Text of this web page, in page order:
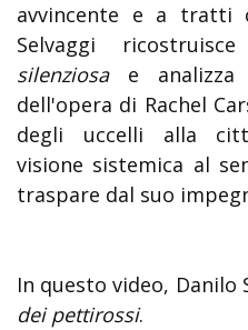
avvincente e a tratti
Selvaggi
silenziosae analizza
dell'opera di Rachel
degli uccelli alla
visione sistemica al
traspare dal suo
In questo video, Danilo
dei pettirossi.